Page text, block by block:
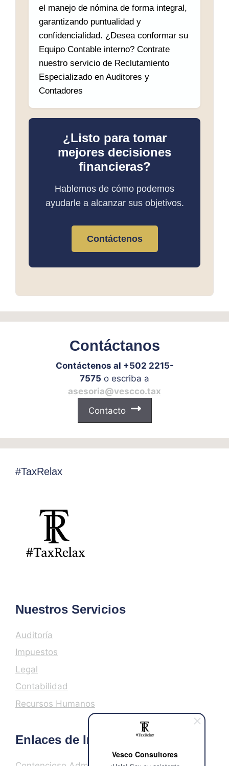
Vesco Consultores
el manejo de nómina de forma integral,
garantizando puntualidad y
confidencialidad. ¿Desea conformar su
Equipo Contable interno? Contrate
nuestro servicio de Reclutamiento
Especializado en Auditores y
Contadores
¿Listo para tomar
mejores decisiones
financieras?
Hablemos de cómo podemos
ayudarle a alcanzar sus objetivos.
Contáctenos
Contáctanos
Contáctenos al +502 2215-
7575 o escriba a
asesoria@vescco.tax
Contacto
#TaxRelax
Nuestros Servicios
Auditoría
Impuestos
Legal
Contabilidad
Recursos Humanos
Enlaces de Interés